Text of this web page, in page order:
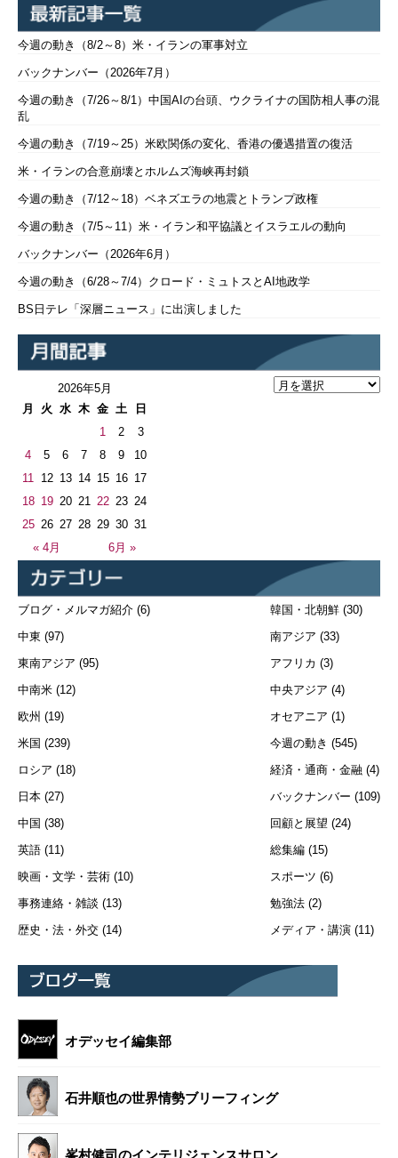
今週の動き（8/2～8）米・イランの軍事対立
バックナンバー（2026年7月）
今週の動き（7/26～8/1）中国AIの台頭、ウクライナの国防相人事の混
乱
今週の動き（7/19～25）米欧関係の変化、香港の優遇措置の復活
米・イランの合意崩壊とホルムズ海峡再封鎖
今週の動き（7/12～18）ベネズエラの地震とトランプ政権
今週の動き（7/5～11）米・イラン和平協議とイスラエルの動向
バックナンバー（2026年6月）
今週の動き（6/28～7/4）クロード・ミュトスとAI地政学
BS日テレ「深層ニュース」に出演しました
2026年5月
月
火 水 木 金 土 日
« 4月 6月 »
1 2
3
4
5 6 7 8 9
10
11 12 13 14 15 16 17
18 19 20 21 22 23 24
25 26 27 28 29 30 31
ブログ・メルマガ紹介 (6)
中東 (97)
東南アジア (95)
中南米 (12)
欧州 (19)
米国 (239)
ロシア (18)
日本 (27)
中国 (38)
英語 (11)
映画・文学・芸術 (10)
事務連絡・雑談 (13)
歴史・法・外交 (14)
韓国・北朝鮮 (30)
南アジア (33)
アフリカ (3)
中央アジア (4)
オセアニア (1)
今週の動き (545)
経済・通商・金融 (4)
バックナンバー (109)
回顧と展望 (24)
総集編 (15)
スポーツ (6)
勉強法 (2)
メディア・講演 (11)
オデッセイ編集部
石井順也の世界情勢ブリーフィング
峯村健司のインテリジェンスサロン